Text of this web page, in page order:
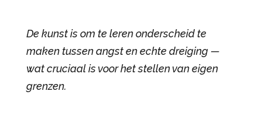
De kunst is om te leren onderscheid te
maken tussen angst en echte dreiging —
wat cruciaal is voor het stellen van eigen
grenzen.